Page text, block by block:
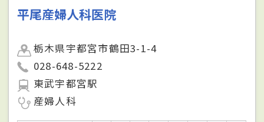
平尾産婦人科医院
栃木県宇都宮市鶴田3-1-4
028-648-5222
東武宇都宮駅
産婦人科